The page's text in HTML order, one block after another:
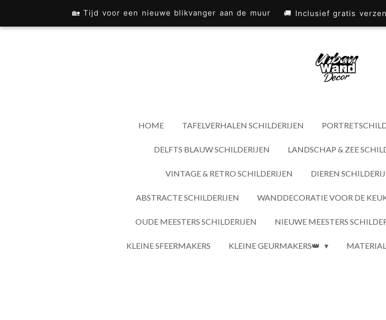
🏡 Tijd voor een nieuwe blikvanger aan de muur 🚚 Inclusief gratis
direct
HOME TAFELVERHALEN SCHILDERIJEN
DELFTS BLAUW SCHILDERIJEN LANDSCHAP & ZEE
VINTAGE & RETRO SCHILDERIJEN DIEREN
ABSTRACTE SCHILDERIJEN WANDDECORATIE VOOR DE
OUDE MEESTERS SCHILDERIJEN NIEUWE MEESTERS
KLEINE SFEERMAKERS KLEINE GEURMAKERS👑